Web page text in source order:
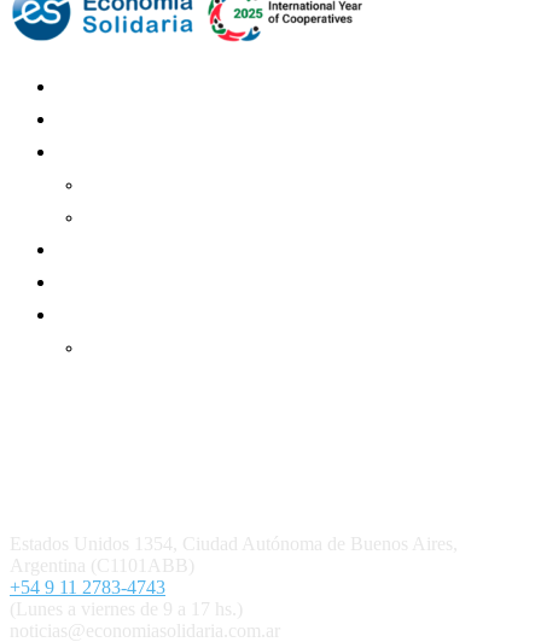
Estados Unidos 1354, Ciudad Autónoma de Buenos Aires,
Argentina (C1101ABB)
+54 9 11 2783-4743
(Lunes a viernes de 9 a 17 hs.)
noticias@economiasolidaria.com.ar